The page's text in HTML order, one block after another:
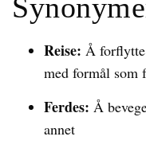
Reise: Å
med formål som
Ferdes: Å
annet